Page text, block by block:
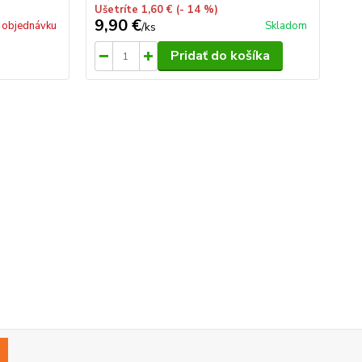
Ušetríte 1,60 € (- 14 %)
9,90 €/ks Skladom
Pridať do košíka